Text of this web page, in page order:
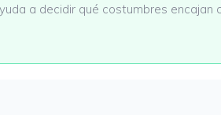
a decidir qué costumbres